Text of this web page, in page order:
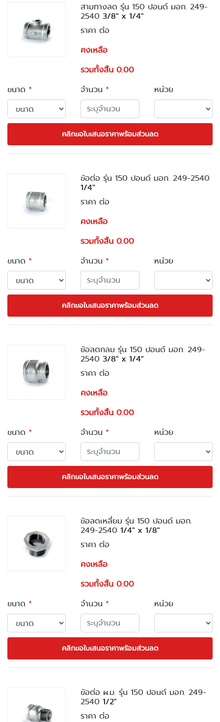
สามทางลด รุ่น 150 ปอนด์ มอก. 249-
25403/8" x 1/4"
ราคา ต่อ
คงเหลือ
รวมทั้งสิ้น 0.00
ขนาด * จำนวน * หน่วย
คลิกขอใบเสนอราคาพร้อมส่วนลด
ข้อต่อ รุ่น 150 ปอนด์ มอก. 249-2540
1/4"
ราคา ต่อ
คงเหลือ
รวมทั้งสิ้น 0.00
ขนาด * จำนวน * หน่วย
คลิกขอใบเสนอราคาพร้อมส่วนลด
ข้อลดกลม รุ่น 150 ปอนด์ มอก. 249-
25403/8" x 1/4"
ราคา ต่อ
คงเหลือ
รวมทั้งสิ้น 0.00
ขนาด * จำนวน * หน่วย
คลิกขอใบเสนอราคาพร้อมส่วนลด
ข้อลดเหลี่ยม รุ่น 150 ปอนด์ มอก.
249-25401/4" x 1/8"
ราคา ต่อ
คงเหลือ
รวมทั้งสิ้น 0.00
ขนาด * จำนวน * หน่วย
คลิกขอใบเสนอราคาพร้อมส่วนลด
ข้อต่อ ผ.ม. รุ่น 150 ปอนด์ มอก. 249-
25401/2"
ราคา ต่อ